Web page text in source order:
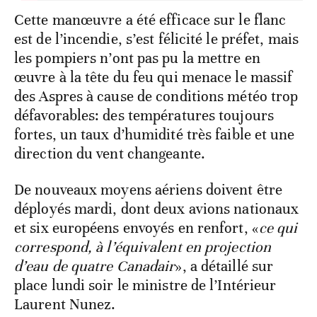
Cette manœuvre a été efficace sur le flanc
est de l’incendie, s’est félicité le préfet, mais
les pompiers n’ont pas pu la mettre en
œuvre à la tête du feu qui menace le massif
des Aspres à cause de conditions météo trop
défavorables: des températures toujours
fortes, un taux d’humidité très faible et une
direction du vent changeante.
De nouveaux moyens aériens doivent être
déployés mardi, dont deux avions nationaux
et six européens envoyés en renfort, «ce qui
correspond, à l’équivalent en projection
d’eau de quatre Canadair», a détaillé sur
place lundi soir le ministre de l’Intérieur
Laurent Nunez.